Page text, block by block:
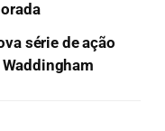
série de ação